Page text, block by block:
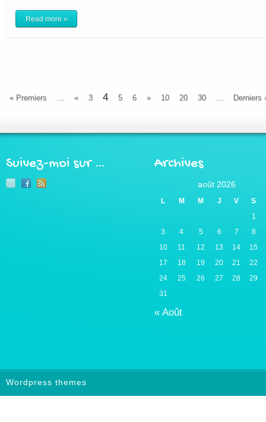
Read more »
« Premiers « 3 4 5 6 » 10 20 30 Derniers
Suivez-moi sur … Archives
août 2026
L M M J V S
« Août
1
3
4 5 6 7
8
10
11 12 13 14
15
17
18 19 20 21
22
24
25 26 27 28
29
31
Wordpress themes